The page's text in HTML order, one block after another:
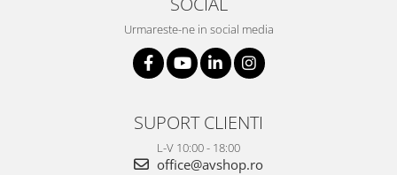
Urmareste-ne in social media
SUPORT CLIENTI
L-V 10:00 - 18:00
office@avshop.ro